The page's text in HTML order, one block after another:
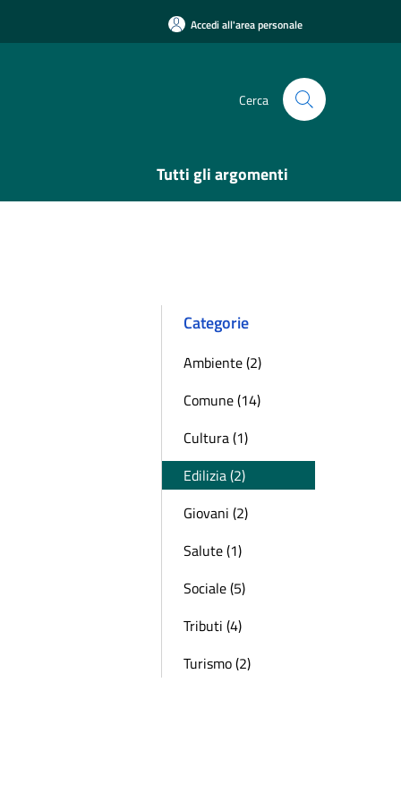
Accedi all'area personale
Cerca
Tutti gli argomenti
Categorie
Ambiente (2)
Comune (14)
Cultura (1)
Edilizia (2)
Giovani (2)
Salute (1)
Sociale (5)
Tributi (4)
Turismo (2)